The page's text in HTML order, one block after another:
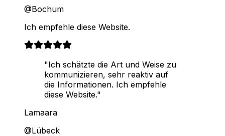
@Bochum
Ich empfehle diese Website.
"Ich schätzte die Art und Weise zu
kommunizieren, sehr reaktiv auf
die Informationen. Ich empfehle
diese Website."
Lamaara
@Lübeck